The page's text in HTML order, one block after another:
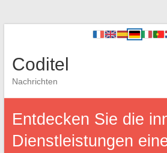
Coditel
Nachrichten
Entdecken Sie die
Dienstleistungen